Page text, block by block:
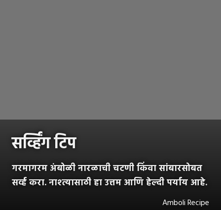
सर्व्हिंग टिप
गरमागरम अंबोळी नारळाची चटणी किंवा सांबारसोबत
सर्व्ह करा. नाश्त्यासाठी हा उत्तम आणि हेल्दी पर्याय आहे.
Amboli Recipe